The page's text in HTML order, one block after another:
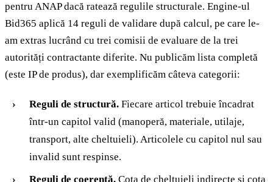
pentru ANAP dacă ratează regulile structurale. Engine-ul
Bid365 aplică 14 reguli de validare după calcul, pe care le-
am extras lucrând cu trei comisii de evaluare de la trei
autorități contractante diferite. Nu publicăm lista completă
(este IP de produs), dar exemplificăm câteva categorii:
Reguli de structură. Fiecare articol trebuie încadrat
într-un capitol valid (manoperă, materiale, utilaje,
transport, alte cheltuieli). Articolele cu capitol nul sau
invalid sunt respinse.
Reguli de coerență. Cota de cheltuieli indirecte și cota